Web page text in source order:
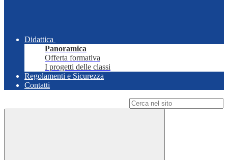
Didattica
Panoramica
Offerta formativa
I progetti delle classi
Regolamenti e Sicurezza
Contatti